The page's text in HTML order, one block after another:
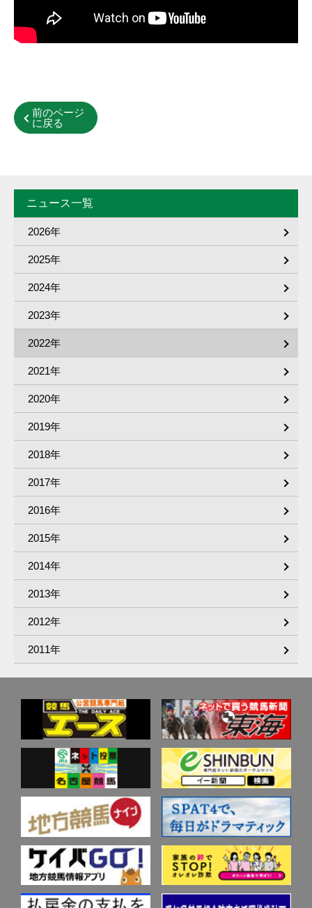
前のページ
に戻る
ニュース一覧
2026年
2025年
2024年
2023年
2022年
2021年
2020年
2019年
2018年
2017年
2016年
2015年
2014年
2013年
2012年
2011年